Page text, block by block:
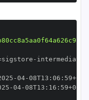
-
-04-08T13 : 06 : 59+00
-04-08T13 : 16 : 59+00